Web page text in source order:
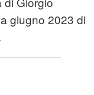
giugno 2023 di